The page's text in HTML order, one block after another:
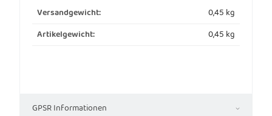
Versandgewicht:
0,45 kg
Artikelgewicht:
0,45 kg
GPSR Informationen